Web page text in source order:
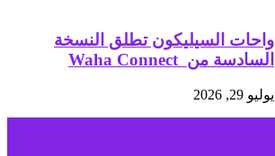
واحات السيليكون تطلق النسخة
السادسة من Waha Connect
يوليو 29, 2026